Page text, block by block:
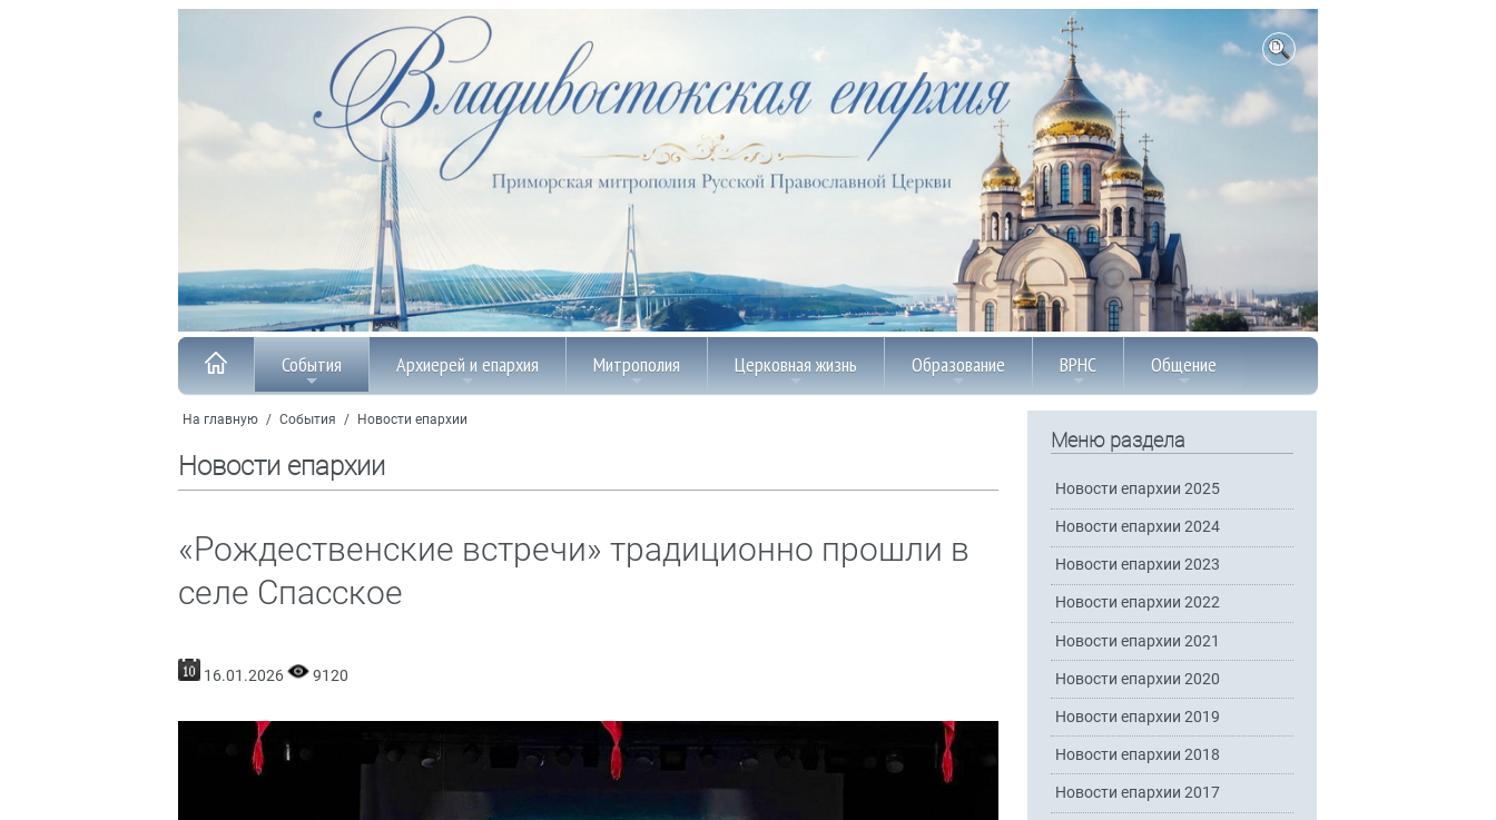
События Архиерей и епархия Митрополия Церковная жизнь Образование ВРНС Общение
На главную / События / Новости епархии
Новости епархии
«Рождественские встречи» традиционно прошли в
селе Спасское
16.01.2026 9120
Меню раздела
Новости епархии 2025
Новости епархии 2024
Новости епархии 2023
Новости епархии 2022
Новости епархии 2021
Новости епархии 2020
Новости епархии 2019
Новости епархии 2018
Новости епархии 2017